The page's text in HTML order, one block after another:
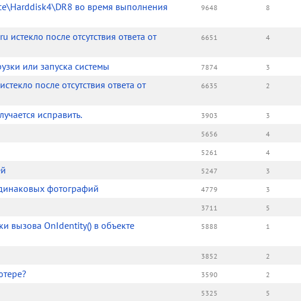
во время выполнения
9648 8
после отсутствия ответа от
6651 4
или запуска системы 7874 3
после отсутствия ответа от
6635 2
исправить. 3903 3
5656 4
5261 4
5247 3
фотографий 4779 3
3711 5
вызова OnIdentity() в объекте
5888 1
3852 2
3590 2
5325 5